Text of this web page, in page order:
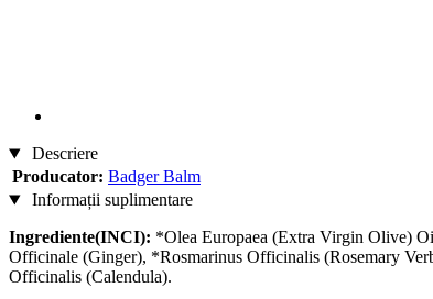
Descriere
Producator: Badger Balm
Informații suplimentare
Ingrediente(INCI): *Olea Europaea (Extra Virgin Olive)
Officinale (Ginger), *Rosmarinus Officinalis (Rosemary
Officinalis (Calendula).